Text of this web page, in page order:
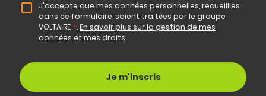
J'accepte que mes données personnelles, recueillies
dans ce formulaire, soient traitées par le groupe
VOLTAIRE *.En savoir plus sur la gestion de mes
données et mes droits.